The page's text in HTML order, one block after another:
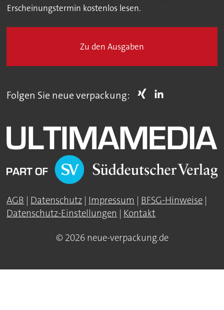
Erscheinungstermin kostenlos lesen.
Zu den Ausgaben
Folgen Sie neue verpackung:
AGB | Datenschutz | Impressum | BFSG-Hinweise |
Datenschutz-Einstellungen | Kontakt
© 2026 neue-verpackung.de